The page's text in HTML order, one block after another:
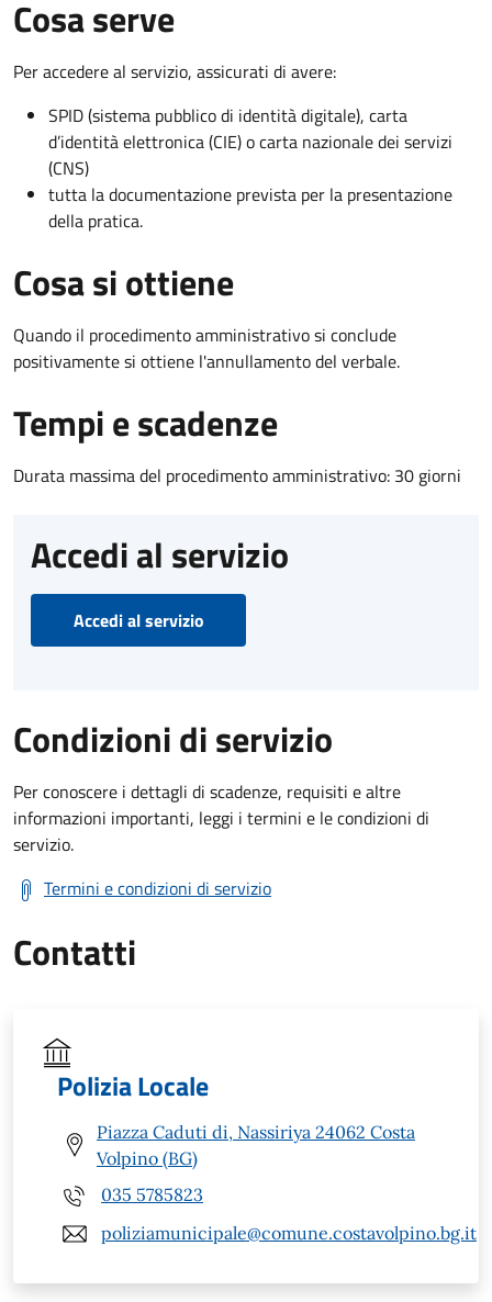
Cosa serve
Per accedere al servizio, assicurati di avere:
SPID (sistema pubblico di identità digitale), carta
d’identità elettronica (CIE) o carta nazionale dei servizi
(CNS)
tutta la documentazione prevista per la presentazione
della pratica.
Cosa si ottiene
Quando il procedimento amministrativo si conclude
positivamente si ottiene l'annullamento del verbale.
Tempi e scadenze
Durata massima del procedimento amministrativo: 30 giorni
Accedi al servizio
Accedi al servizio
Condizioni di servizio
Per conoscere i dettagli di scadenze, requisiti e altre
informazioni importanti, leggi i termini e le condizioni di
servizio.
Termini e condizioni di servizio
Contatti
Polizia Locale
Piazza Caduti di, Nassiriya 24062 Costa
Volpino (BG)
035 5785823
poliziamunicipale@comune.costavolpino.bg.it